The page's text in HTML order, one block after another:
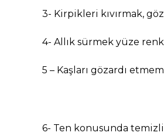
3- Kirpikleri kıvırmak,
4- Allık sürmek yüze
5 – Kaşları gözardı
6- Ten konusunda